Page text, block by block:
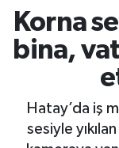
Korna
bina,
Hatay’da iş
sesiyle
SPOR
EKONOMİ
Süper Lig
Tüm